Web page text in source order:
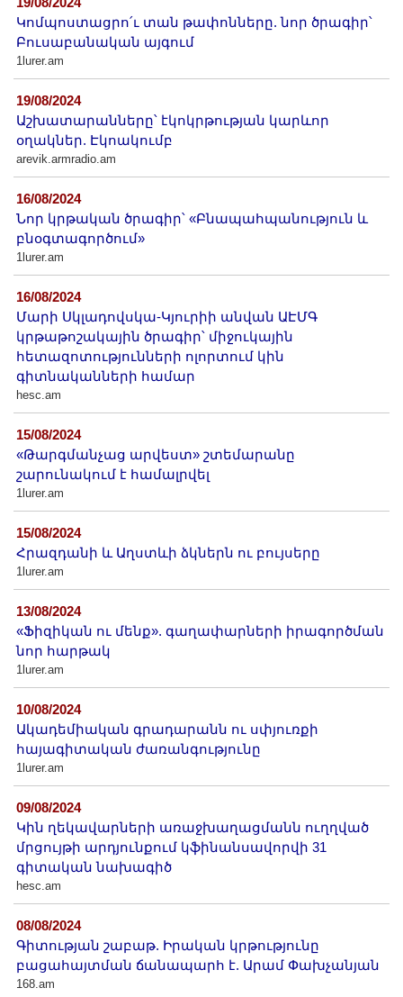
Կոմպոստացրո՛ւ տան թափոնները. նոր ծրագիր՝
Բուսաբանական այգում
1lurer.am
19/08/2024
Աշխատարանները՝ էկոկրթության կարևոր
օղակներ. Էկոակումբ
arevik.armradio.am
16/08/2024
Նոր կրթական ծրագիր՝ «Բնապահպանություն և
բնօգտագործում»
1lurer.am
16/08/2024
Մարի Սկլադովսկա-Կյուրիի անվան ԱԷՄԳ
կրթաթոշակային ծրագիր՝ միջուկային
հետազոտությունների ոլորտում կին
գիտնականների համար
hesc.am
15/08/2024
«Թարգմանչաց արվեստ» շտեմարանը
շարունակում է համալրվել
1lurer.am
15/08/2024
Հրազդանի և Աղստևի ձկներն ու բույսերը
1lurer.am
13/08/2024
«Ֆիզիկան ու մենք». գաղափարների իրագործման
նոր հարթակ
1lurer.am
10/08/2024
Ակադեմիական գրադարանն ու սփյուռքի
հայագիտական ժառանգությունը
1lurer.am
09/08/2024
Կին ղեկավարների առաջխաղացմանն ուղղված
մրցույթի արդյունքում կֆինանսավորվի 31
գիտական նախագիծ
hesc.am
08/08/2024
Գիտության շաբաթ. Իրական կրթությունը
բացահայտման ճանապարհ է. Արամ Փախչանյան
168.am